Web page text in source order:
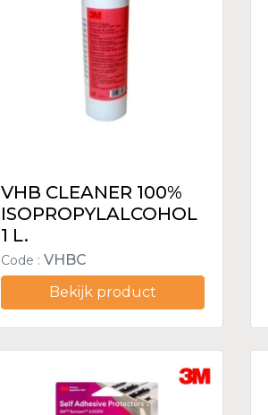
VHB CLEANER 100%
ISOPROPYLALCOHOL
1 L.
Code : VHBC
Bekijk product